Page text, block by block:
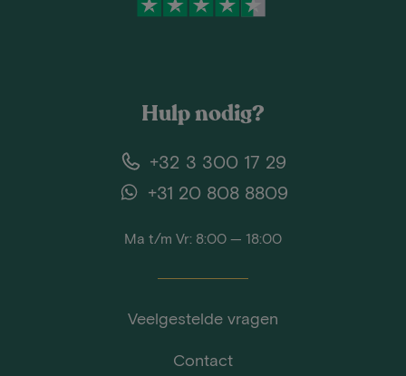
Hulp nodig?
+32 3 300 17 29
+31 20 808 8809
Ma t/m Vr: 8:00 — 18:00
Veelgestelde vragen
Contact